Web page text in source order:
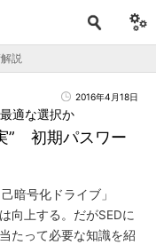
説
2016年4月18日
” 初期パスワー
適な選択か
暗号化ドライブ」
向上する。だがSEDに
たって必要な知識を紹